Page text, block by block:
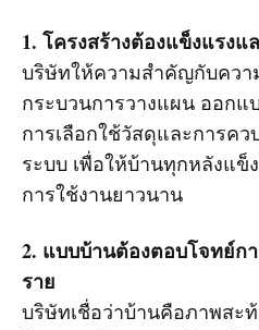
1. โครงสร้างต้องแข็งแรง
บริษัทให้ความสำคัญกับคว
กระบวนการวางแผน ออกแ
การเลือกใช้วัสดุและการค
ระบบ เพื่อให้บ้านทุกหลังแ
การใช้งานยาวนาน
2. แบบบ้านต้องตอบโจทย์ก
ราย
บริษัทเชื่อว่าบ้านคือภาพสะ